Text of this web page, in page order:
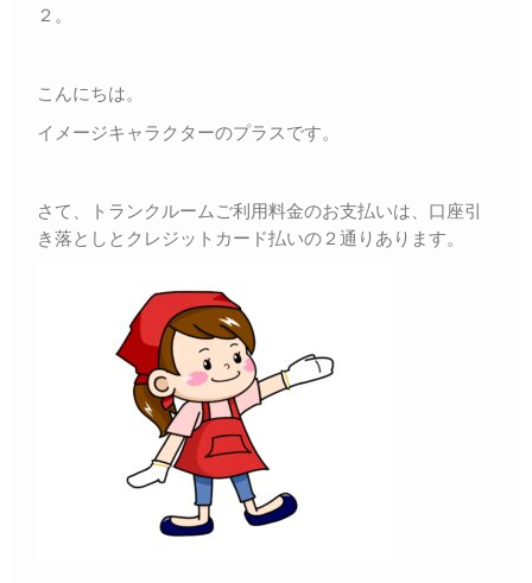
２。
こんにちは。
イメージキャラクターのプラスです。
さて、トランクルームご利用料金のお支払いは、口座引
き落としとクレジットカード払いの２通りあります。